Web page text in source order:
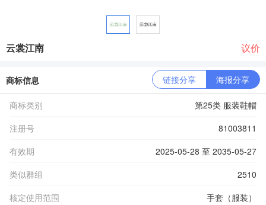
云裳江南 议价
商标信息 链接分享 海报分享
商标类别
第25类 服装鞋帽
注册号
81003811
有效期
2025-05-28 至 2035-05-27
类似群组
2510
核定使用范围
手套（服装）